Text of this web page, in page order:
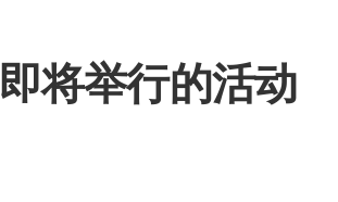
即将举行的活动